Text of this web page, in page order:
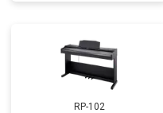
RP-102